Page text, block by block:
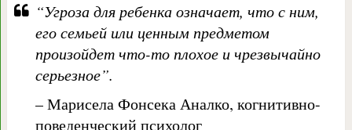
“Угроза для ребенка означает, что с ним,
его семьей или ценным предметом
произойдет что-то плохое и чрезвычайно
серьезное”.
– Марисела Фонсека Аналко, когнитивно-
поведенческий психолог